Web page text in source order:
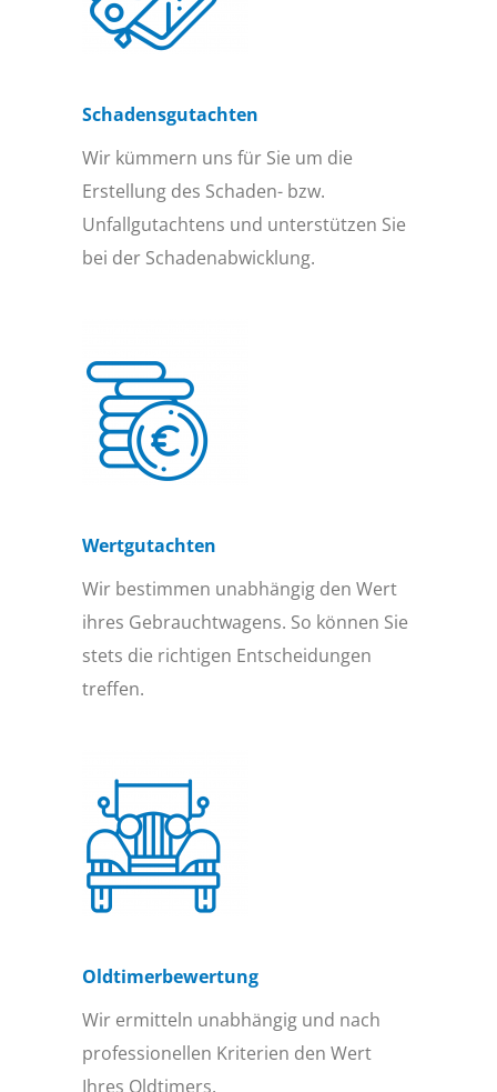
Schadensgutachten
Wir kümmern uns für Sie um die
Erstellung des Schaden- bzw.
Unfallgutachtens und unterstützen Sie
bei der Schadenabwicklung.
Wertgutachten
Wir bestimmen unabhängig den Wert
ihres Gebrauchtwagens. So können Sie
stets die richtigen Entscheidungen
treffen.
Oldtimer­bewertung
Wir ermitteln unabhängig und nach
professionellen Kriterien den Wert
Ihres Oldtimers.